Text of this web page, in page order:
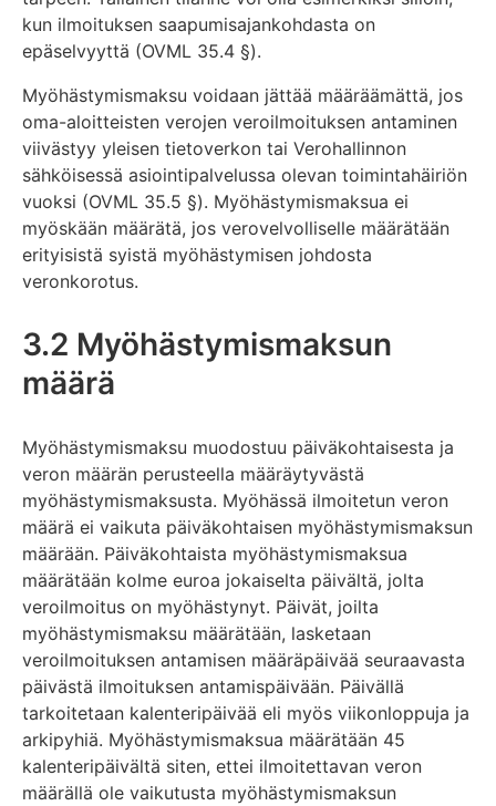
kun ilmoituksen saapumisajankohdasta on
epäselvyyttä (OVML 35.4 §).
Myöhästymismaksu voidaan jättää määräämättä, jos
oma-aloitteisten verojen veroilmoituksen antaminen
viivästyy yleisen tietoverkon tai Verohallinnon
sähköisessä asiointipalvelussa olevan toimintahäiriön
vuoksi (OVML 35.5 §). Myöhästymismaksua ei
myöskään määrätä, jos verovelvolliselle määrätään
erityisistä syistä myöhästymisen johdosta
veronkorotus.
3.2 Myöhästymismaksun
määrä
Myöhästymismaksu muodostuu päiväkohtaisesta ja
veron määrän perusteella määräytyvästä
myöhästymismaksusta. Myöhässä ilmoitetun veron
määrä ei vaikuta päiväkohtaisen myöhästymismaksun
määrään. Päiväkohtaista myöhästymismaksua
määrätään kolme euroa jokaiselta päivältä, jolta
veroilmoitus on myöhästynyt. Päivät, joilta
myöhästymismaksu määrätään, lasketaan
veroilmoituksen antamisen määräpäivää seuraavasta
päivästä ilmoituksen antamispäivään. Päivällä
tarkoitetaan kalenteripäivää eli myös viikonloppuja ja
arkipyhiä. Myöhästymismaksua määrätään 45
kalenteripäivältä siten, ettei ilmoitettavan veron
määrällä ole vaikutusta myöhästymismaksun